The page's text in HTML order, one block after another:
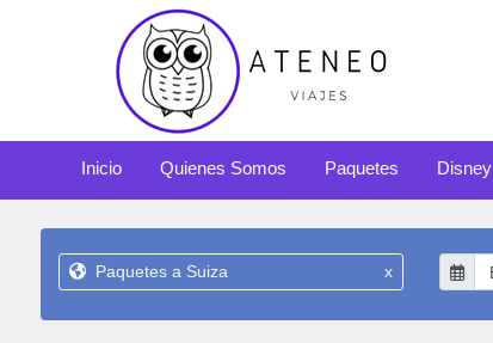
Inicio Quienes Somos Paquetes Disney
Paquetes a Suiza x